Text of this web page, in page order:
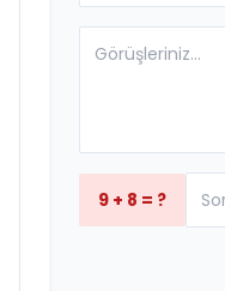
9 + 8 = ?